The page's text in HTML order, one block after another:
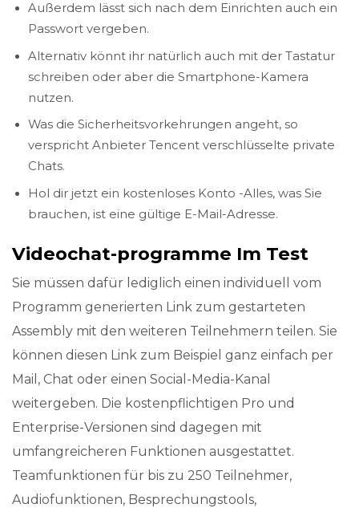
Außerdem lässt sich nach dem Einrichten auch ein
Passwort vergeben.
Alternativ könnt ihr natürlich auch mit der Tastatur
schreiben oder aber die Smartphone-Kamera
nutzen.
Was die Sicherheitsvorkehrungen angeht, so
verspricht Anbieter Tencent verschlüsselte private
Chats.
Hol dir jetzt ein kostenloses Konto -Alles, was Sie
brauchen, ist eine gültige E-Mail-Adresse.
Video­chat-programme Im Test
Sie müssen dafür lediglich einen individuell vom
Programm generierten Link zum gestarteten
Assembly mit den weiteren Teilnehmern teilen. Sie
können diesen Link zum Beispiel ganz einfach per
Mail, Chat oder einen Social-Media-Kanal
weitergeben. Die kostenpflichtigen Pro und
Enterprise-Versionen sind dagegen mit
umfangreicheren Funktionen ausgestattet.
Teamfunktionen für bis zu 250 Teilnehmer,
Audiofunktionen, Besprechungstools,